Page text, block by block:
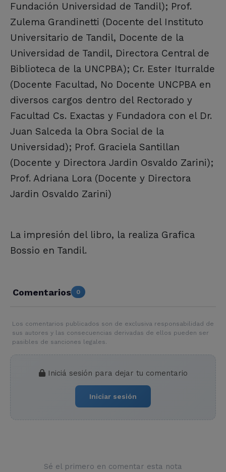
Fundación Universidad de Tandil); Prof.
Zulema Grandinetti (Docente del Instituto
Universitario de Tandil, Docente de la
Universidad de Tandil, Directora Central de
Biblioteca de la UNCPBA); Cr. Ester Iturralde
(Docente Facultad, No Docente UNCPBA en
diversos cargos dentro del Rectorado y
Facultad Cs. Exactas y Fundadora con el Dr.
Juan Salceda la Obra Social de la
Universidad); Prof. Graciela Santillan
(Docente y Directora Jardin Osvaldo Zarini);
Prof. Adriana Lora (Docente y Directora
Jardin Osvaldo Zarini)
La impresión del libro, la realiza Grafica
Bossio en Tandil.
Comentarios 0
Los comentarios publicados son de exclusiva responsabilidad de
sus autores y las consecuencias derivadas de ellos pueden ser
pasibles de sanciones legales.
Iniciá sesión para dejar tu comentario
Iniciar sesión
Sé el primero en comentar esta nota